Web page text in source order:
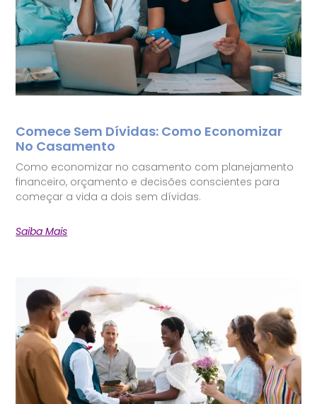
Comece Sem Dívidas: Como Economizar
No Casamento
Como economizar no casamento com planejamento
financeiro, orçamento e decisões conscientes para
começar a vida a dois sem dívidas.
Saiba Mais